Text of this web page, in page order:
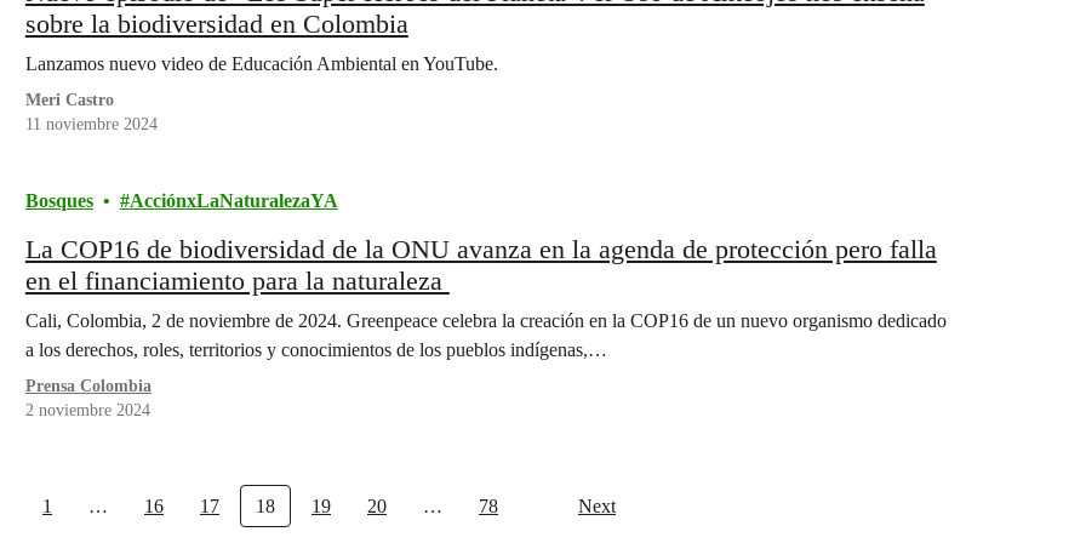
sobre la biodiversidad en Colombia
Lanzamos nuevo video de Educación Ambiental en YouTube.
Meri Castro
11 noviembre 2024
Bosques AcciónxLaNaturalezaYA
La COP16 de biodiversidad de la ONU avanza en la agenda de protección pero falla
en el financiamiento para la naturaleza
Cali, Colombia, 2 de noviembre de 2024. Greenpeace celebra la creación en la COP16 de un nuevo organismo dedicado
a los derechos, roles, territorios y conocimientos de los pueblos indígenas,…
Prensa Colombia
2 noviembre 2024
1 … 16 17 18 19 20 … 78 Next